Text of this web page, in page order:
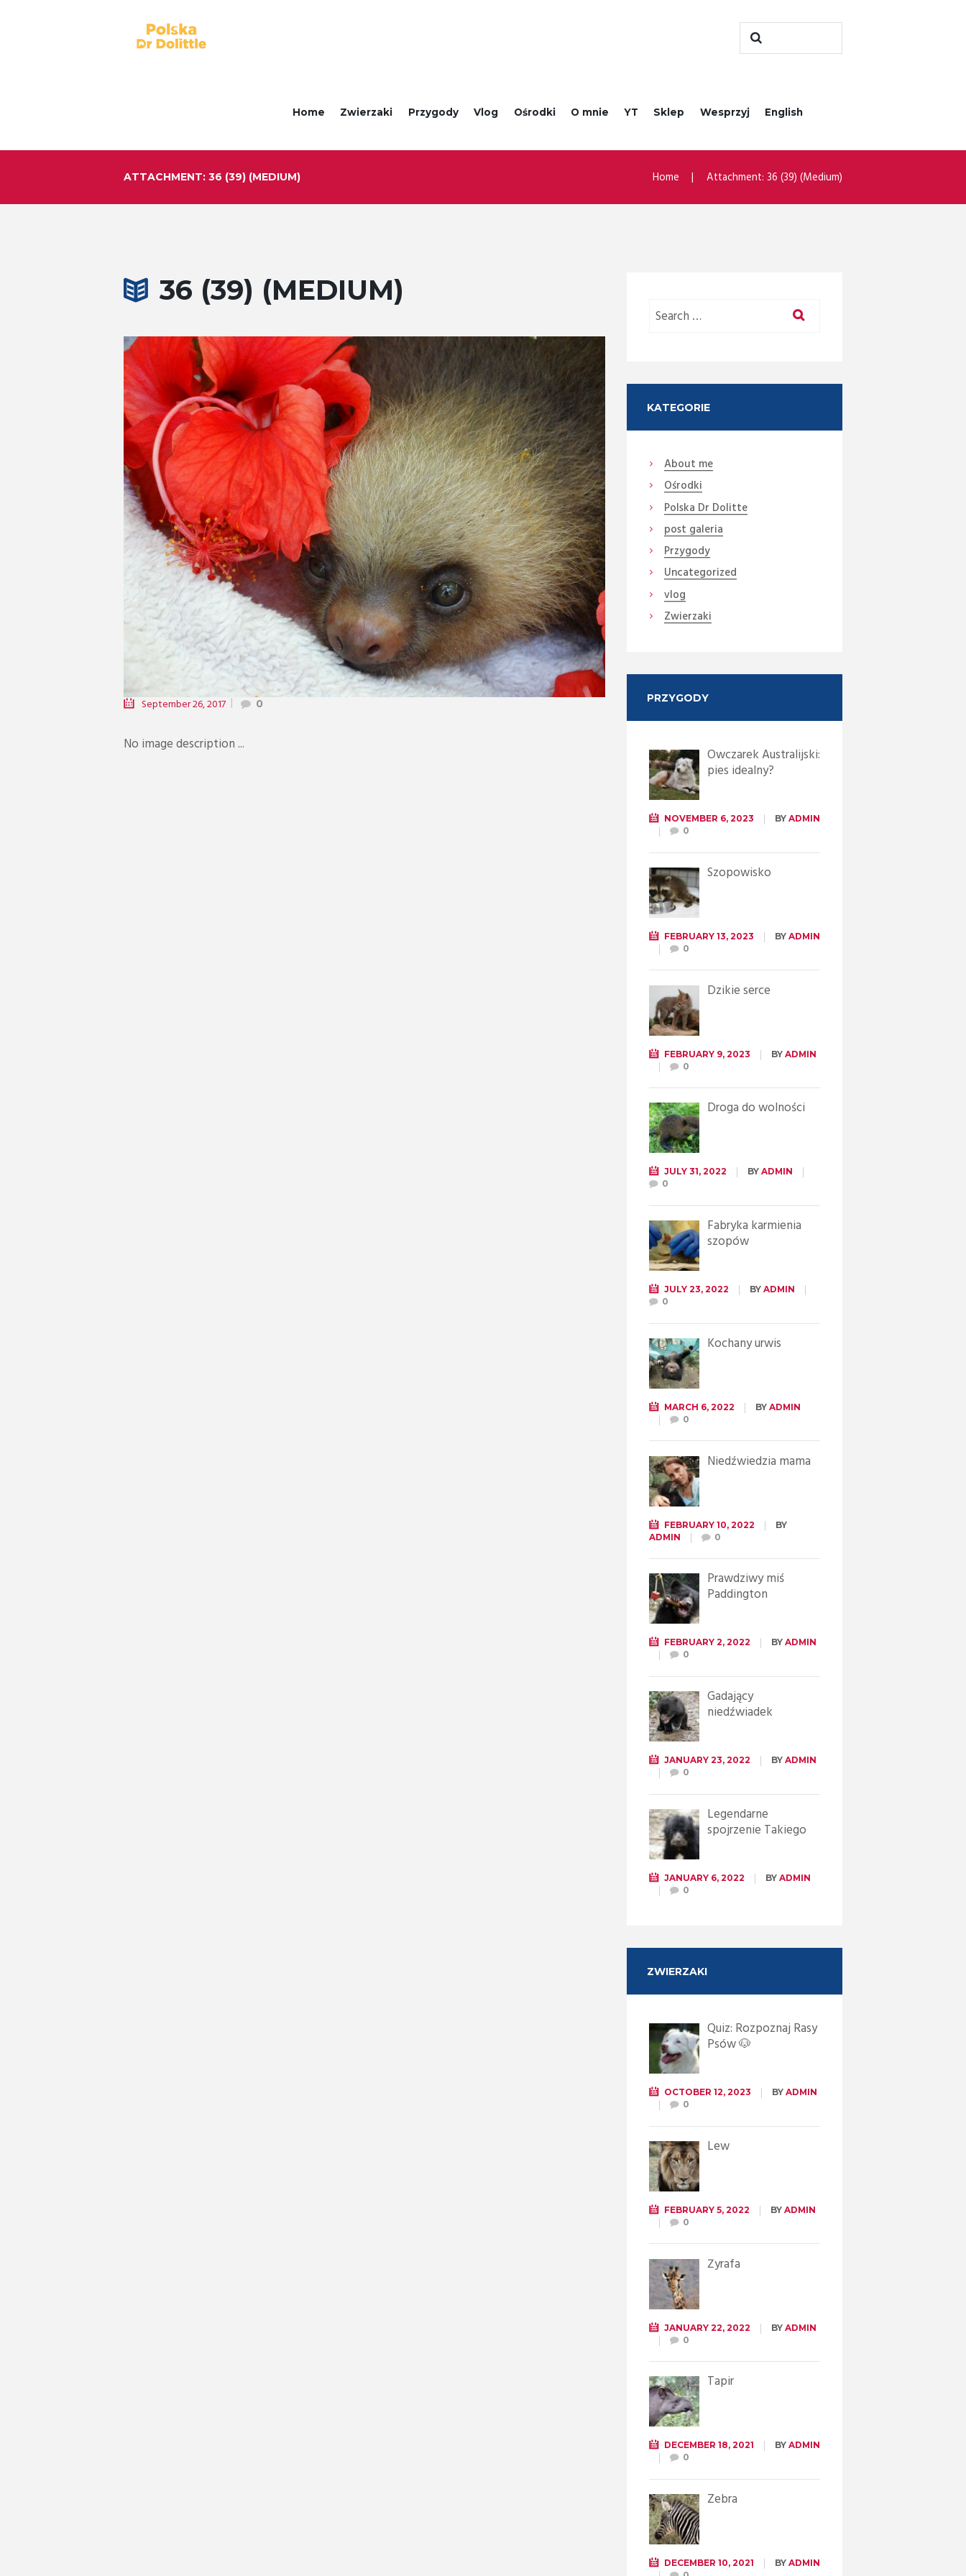
Home Zwierzaki Przygody Vlog Ośrodki O mnie YT Sklep Wesprzyj English
ATTACHMENT: 36 (39) (MEDIUM) Home Attachment: 36 (39) (Medium)
36 (39) (MEDIUM)
Next item
September 26, 2017 0
No image description ...
KATEGORIE
About me
Ośrodki
Polska Dr Dolitte
post galeria
Przygody
Uncategorized
vlog
Zwierzaki
PRZYGODY
Owczarek Australijski:
pies idealny?
NOVEMBER 6, 2023 BY ADMIN
0
Szopowisko
FEBRUARY 13, 2023 BY ADMIN
0
Dzikie serce
FEBRUARY 9, 2023 BY ADMIN
0
Droga do wolności
JULY 31, 2022 BY ADMIN
0
Fabryka karmienia
szopów
JULY 23, 2022 BY ADMIN
0
Kochany urwis
MARCH 6, 2022 BY ADMIN
0
Niedźwiedzia mama
FEBRUARY 10, 2022
BY
ADMIN
0
Prawdziwy miś
Paddington
FEBRUARY 2, 2022 BY ADMIN
0
Gadający
niedźwiadek
JANUARY 23, 2022 BY ADMIN
0
Legendarne
spojrzenie Takiego
JANUARY 6, 2022 BY ADMIN
0
ZWIERZAKI
Quiz: Rozpoznaj Rasy
Psów 🐶
OCTOBER 12, 2023 BY ADMIN
0
Lew
FEBRUARY 5, 2022 BY ADMIN
0
Żyrafa
JANUARY 22, 2022 BY ADMIN
0
Tapir
DECEMBER 18, 2021 BY ADMIN
0
Zebra
DECEMBER 10, 2021 BY ADMIN